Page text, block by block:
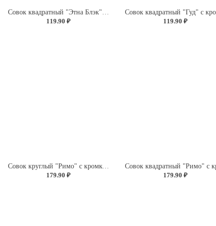
119.90 ₽
119.90 ₽
Совок круглый "Римо" с кромкой (светло-серый)
179.90 ₽
179.90 ₽